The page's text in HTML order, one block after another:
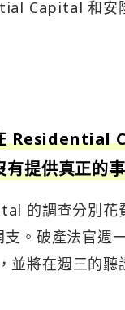
Capital 和安
Residential
有提供真正的
的調查分別花
。破產法官週
並將在週三的聽